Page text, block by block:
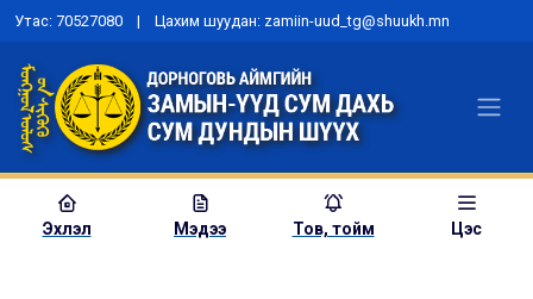
Утас: 70527080 | Цахим шуудан: zamiin-uud_tg@shuukh.mn
Эхлэл Мэдээ Тов, тойм Цэс